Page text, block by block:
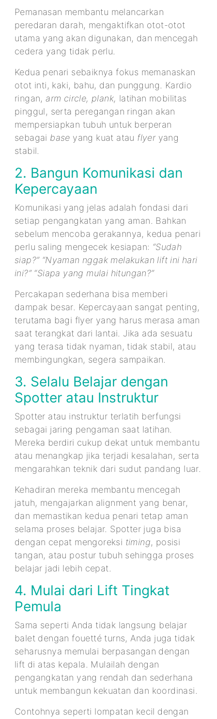
Pemanasan membantu melancarkan
peredaran darah, mengaktifkan otot-otot
utama yang akan digunakan, dan mencegah
cedera yang tidak perlu.
Kedua penari sebaiknya fokus memanaskan
otot inti, kaki, bahu, dan punggung. Kardio
ringan,arm circle, plank, latihan mobilitas
pinggul, serta peregangan ringan akan
mempersiapkan tubuh untuk berperan
sebagai base yang kuat atau flyer yang
stabil.
2. Bangun Komunikasi dan
Kepercayaan
Komunikasi yang jelas adalah fondasi dari
setiap pengangkatan yang aman. Bahkan
sebelum mencoba gerakannya, kedua penari
perlu saling mengecek kesiapan: “Sudah
siap?” “Nyaman nggak melakukan lift ini hari
ini?” “Siapa yang mulai hitungan?”
Percakapan sederhana bisa memberi
dampak besar. Kepercayaan sangat penting,
terutama bagi flyer yang harus merasa aman
saat terangkat dari lantai. Jika ada sesuatu
yang terasa tidak nyaman, tidak stabil, atau
membingungkan, segera sampaikan.
3. Selalu Belajar dengan
Spotter atau Instruktur
Spotter atau instruktur terlatih berfungsi
sebagai jaring pengaman saat latihan.
Mereka berdiri cukup dekat untuk membantu
atau menangkap jika terjadi kesalahan, serta
mengarahkan teknik dari sudut pandang luar.
Kehadiran mereka membantu mencegah
jatuh, mengajarkan alignment yang benar,
dan memastikan kedua penari tetap aman
selama proses belajar. Spotter juga bisa
dengan cepat mengoreksi timing, posisi
tangan, atau postur tubuh sehingga proses
belajar jadi lebih cepat.
4. Mulai dari Lift Tingkat
Pemula
Sama seperti Anda tidak langsung belajar
balet dengan fouetté turns, Anda juga tidak
seharusnya memulai berpasangan dengan
lift di atas kepala. Mulailah dengan
pengangkatan yang rendah dan sederhana
untuk membangun kekuatan dan koordinasi.
Contohnya seperti lompatan kecil dengan